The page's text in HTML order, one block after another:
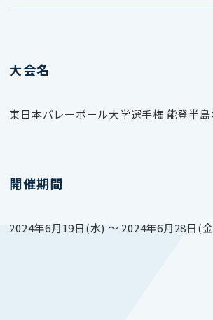
大会名
東日本バレーボール大学選手権 能登半
開催期間
2024年6月19日(水) 〜 2024年6月28日(